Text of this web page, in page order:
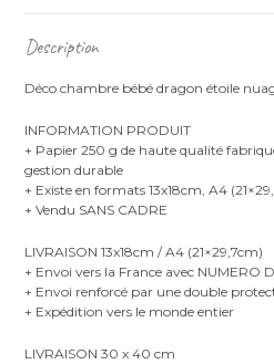
Description
Déco chambre bébé dragon étoile
INFORMATION PRODUIT
+ Papier 250 g de haute qualité
gestion durable
+ Existe en formats 13x18cm, A4
+ Vendu SANS CADRE
LIVRAISON 13x18cm / A4 (21×29,7cm)
+ Envoi vers la France avec NUMERO
+ Envoi renforcé par une double
+ Expédition vers le monde entier
LIVRAISON 30 x 40 cm